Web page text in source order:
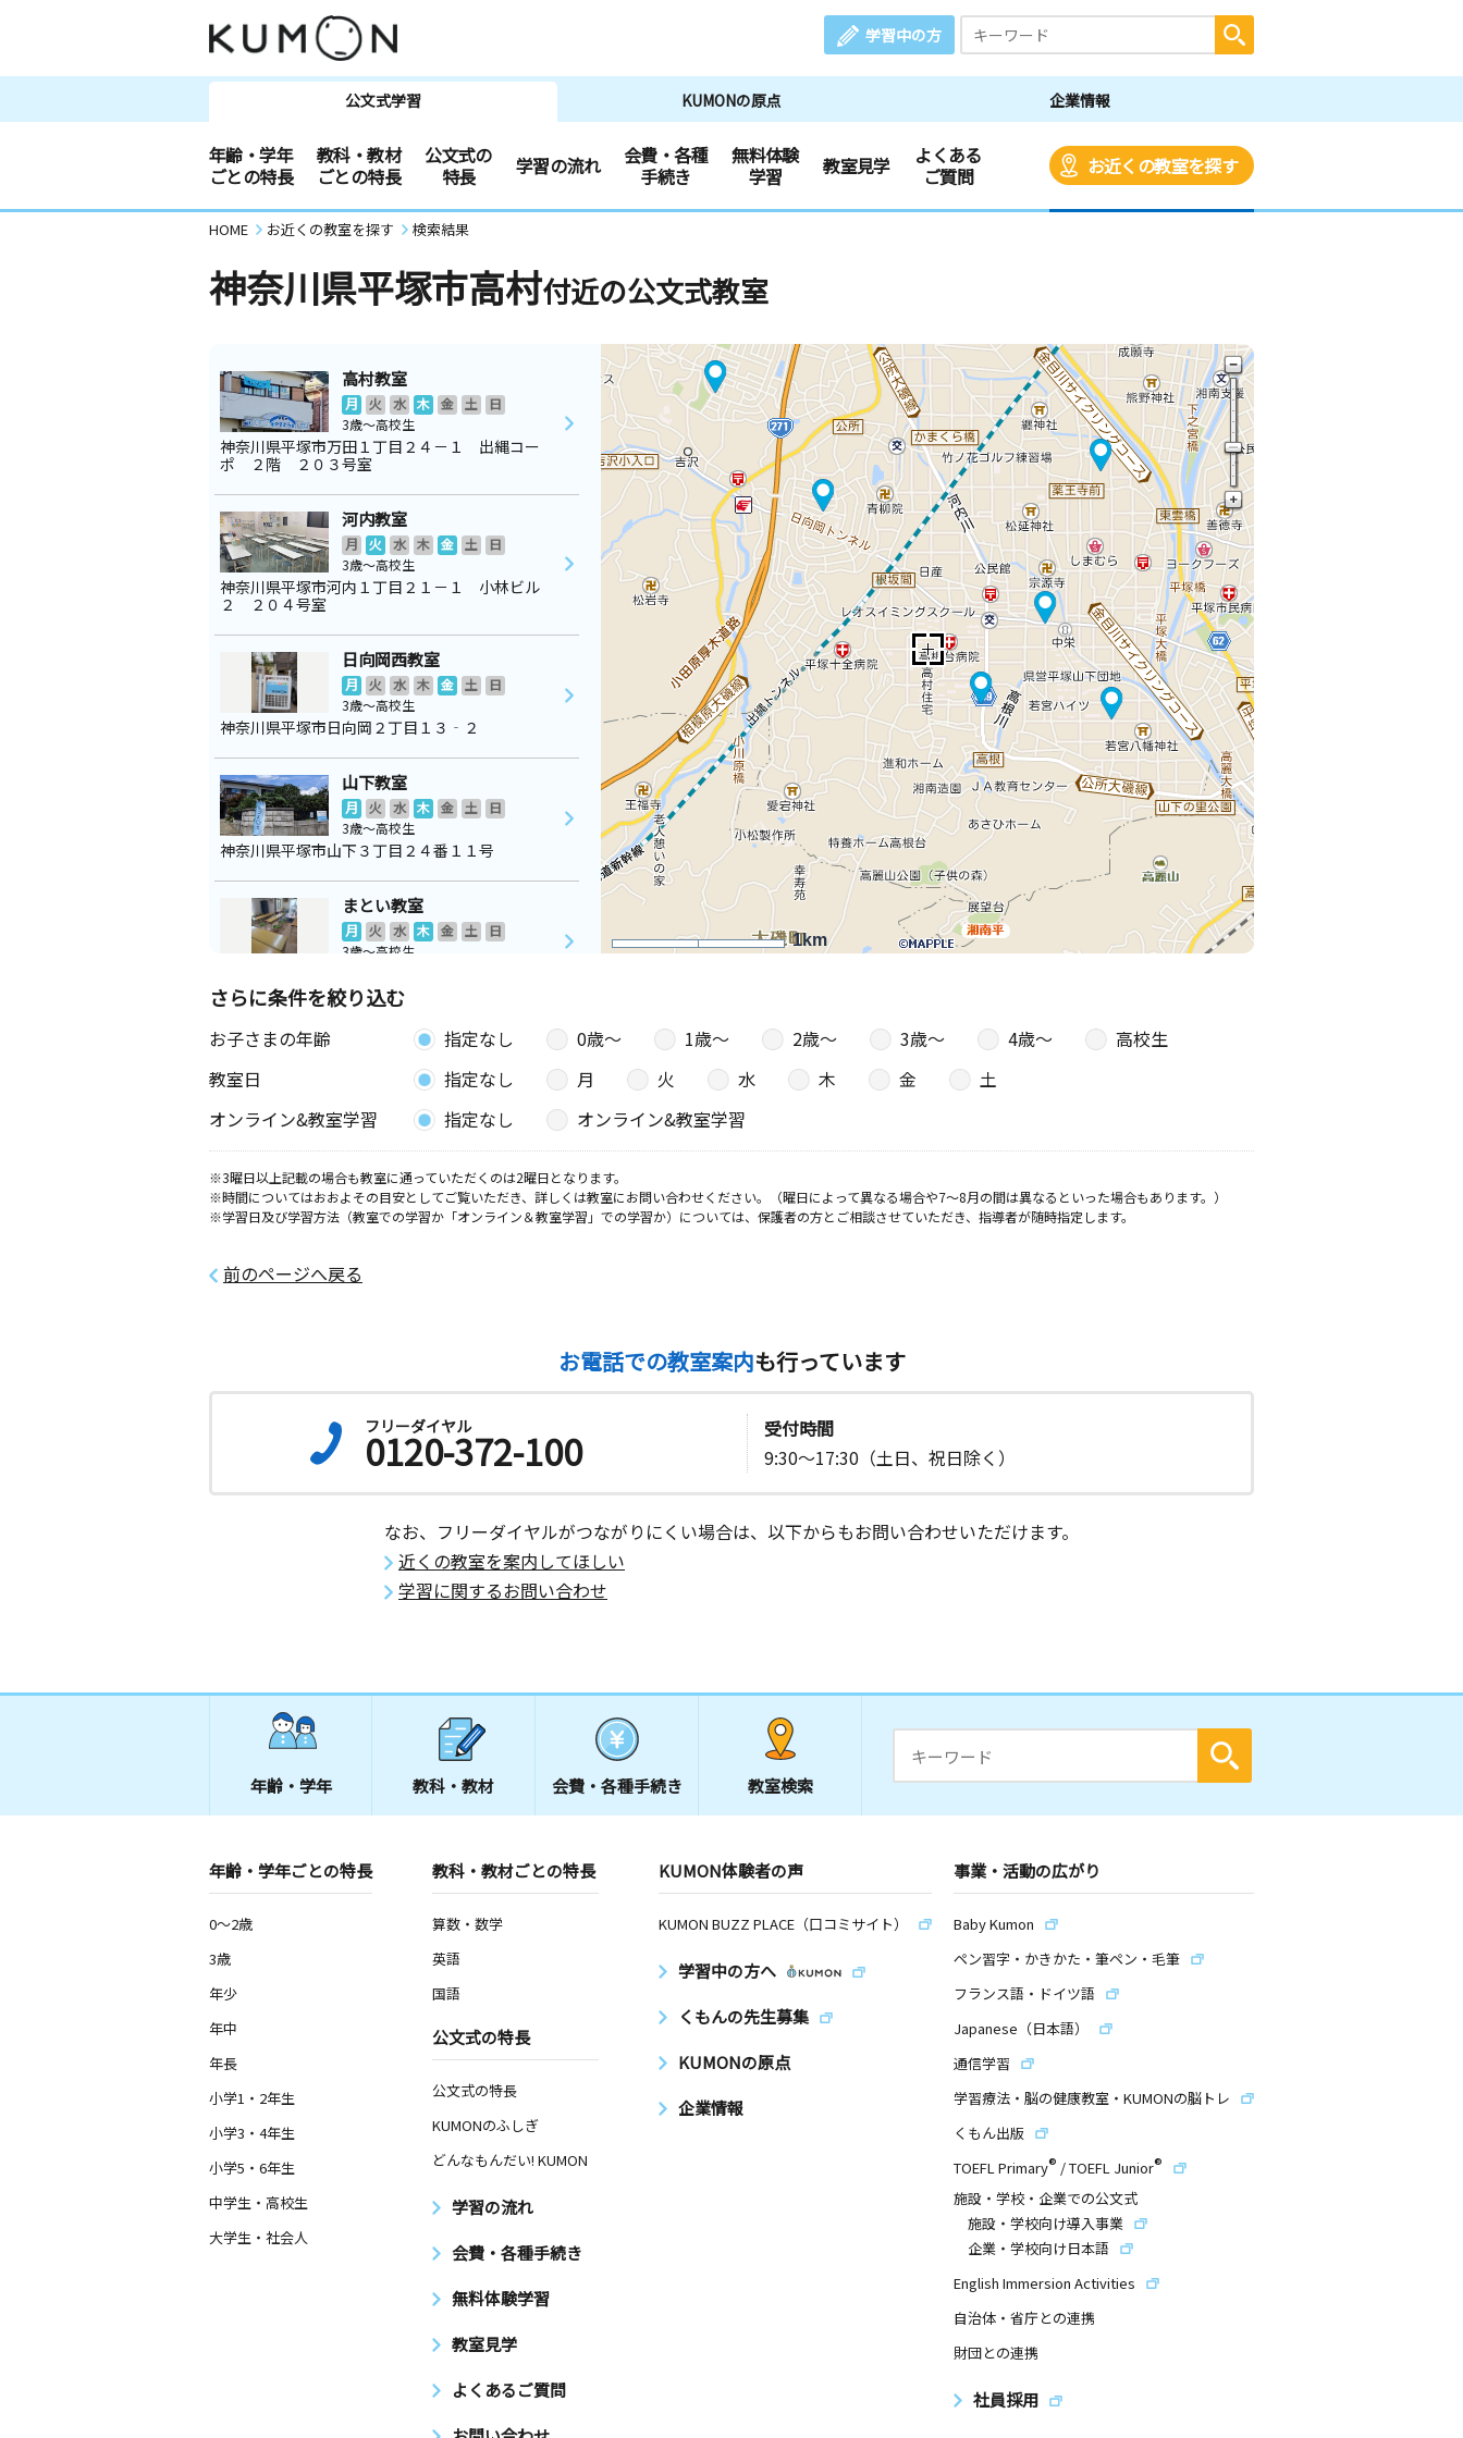
学習中の方
公文式学習 KUMONの原点 企業情報
年齢・学年
ごとの特長
教科・教材
ごとの特長
公文式の
特長
学習の流れ
会費・各種
手続き
無料体験
学習
教室見学
よくある
ご質問
お近くの教室を探す
HOME お近くの教室を探す 検索結果
神奈川県平塚市高村付近の公文式教室
1km
高村教室
月 火 水 木 金 土
日
3歳～高校生
神奈川県平塚市万田１丁目２４－１ 出縄コー
ポ ２階 ２０３号室
河内教室
月 火 水 木 金 土
日
3歳～高校生
神奈川県平塚市河内１丁目２１－１ 小林ビル
２ ２０４号室
日向岡西教室
月 火 水 木 金 土
日
3歳～高校生
神奈川県平塚市日向岡２丁目１３‐２
山下教室
月 火 水 木 金 土
日
3歳～高校生
神奈川県平塚市山下３丁目２４番１１号
まとい教室
月 火 水 木 金 土
日
3歳～高校生
めぐみが丘教室
木 金 土 日
0歳～高校生
神奈川県平塚市めぐみが丘２丁目８－２４
さらに条件を絞り込む
お子さまの年齢 指定なし 0歳〜 1歳〜 2歳〜 3歳〜 4歳〜
高校生
教室日
指定なし 月 火 水 木 金
土
オンライン&教室学習
指定なし オンライン&教室学習
※3曜日以上記載の場合も教室に通っていただくのは2曜日となります。
※時間についてはおおよその目安としてご覧いただき、詳しくは教室にお問い合わせください。（曜日によって異なる場合や7～8月の間は異なるといった場合もあります。）
※学習日及び学習方法（教室での学習か「オンライン＆教室学習」での学習か）については、保護者の方とご相談させていただき、指導者が随時指定します。
前のページへ戻る
お電話での教室案内も行っています
フリーダイヤル
0120-372-100
受付時間
9:30～17:30（土日、祝日除く）
なお、フリーダイヤルがつながりにくい場合は、以下からもお問い合わせいただけます。
近くの教室を案内してほしい
学習に関するお問い合わせ
年齢・学年 教科・教材 会費・ 各種手続き 教室検索
年齢・学年ごとの特長
0～2歳
3歳
年少
年中
年長
小学1・2年生
小学3・4年生
小学5・6年生
中学生・高校生
大学生・社会人
教科・教材ごとの特長
算数・数学
英語
国語
公文式の特長
公文式の特長
KUMONのふしぎ
どんなもんだい! KUMON
学習の流れ
会費・各種手続き
無料体験学習
教室見学
よくあるご質問
KUMON体験者の声
KUMON BUZZ PLACE（口コミサイト）
学習中の方へ
くもんの先生募集
KUMONの原点
企業情報
事業・活動の広がり
Baby Kumon
ペン習字・かきかた・筆ペン・毛筆
フランス語・ドイツ語
Japanese（日本語）
通信学習
学習療法・脳の健康教室・KUMONの脳トレ
くもん出版
TOEFL Primary® /TOEFL Junior®
施設・学校・企業での公文式
施設・学校向け導入事業
企業・学校向け日本語
English Immersion Activities
自治体・省庁との連携
財団との連携
社員採用